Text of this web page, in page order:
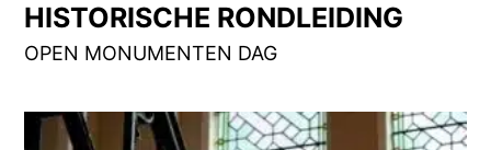
HISTORISCHE RONDLEIDING
OPEN MONUMENTEN DAG